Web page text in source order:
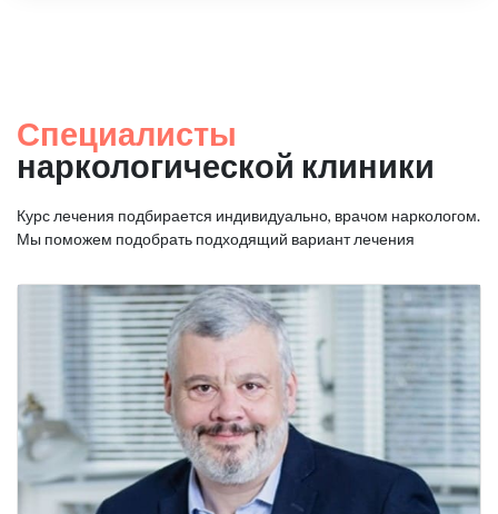
Специалисты
наркологической клиники
Курс лечения подбирается индивидуально, врачом наркологом.
Мы поможем подобрать подходящий вариант лечения